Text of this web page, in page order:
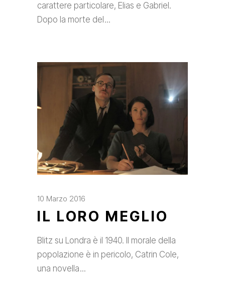
carattere particolare, Elias e Gabriel.
Dopo la morte del
10 Marzo 2016
IL LORO MEGLIO
Blitz su Londra è il 1940. Il morale della
popolazione è in pericolo, Catrin Cole,
una novella